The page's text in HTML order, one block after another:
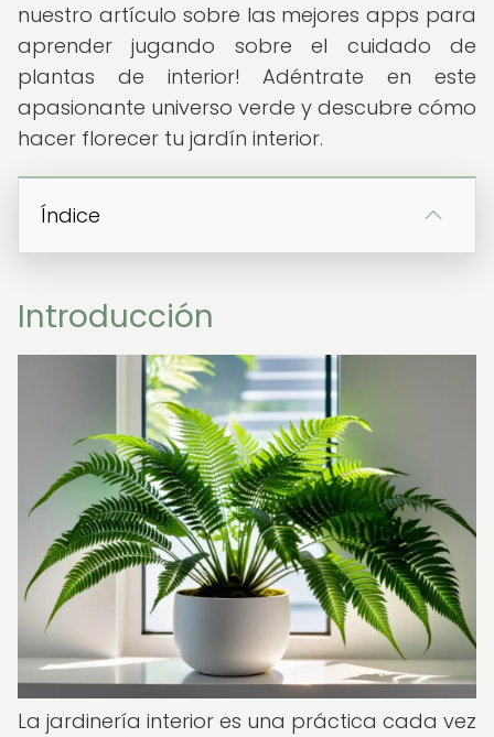
nuestro artículo sobre las mejores apps para
aprender jugando sobre el cuidado de
plantas de interior! Adéntrate en este
apasionante universo verde y descubre cómo
hacer florecer tu jardín interior.
Índice
Introducción
La jardinería interior es una práctica cada vez